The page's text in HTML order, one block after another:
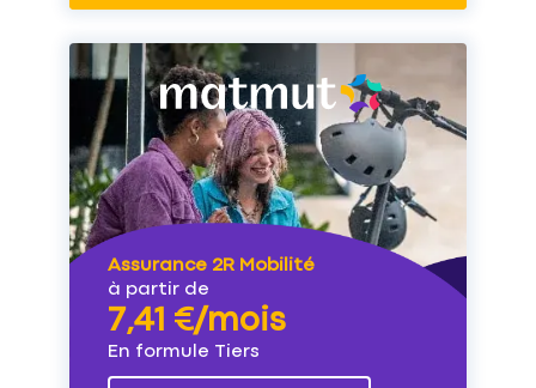
Assurance 2R Mobilité
à partir de
7,41 €/mois
En formule Tiers